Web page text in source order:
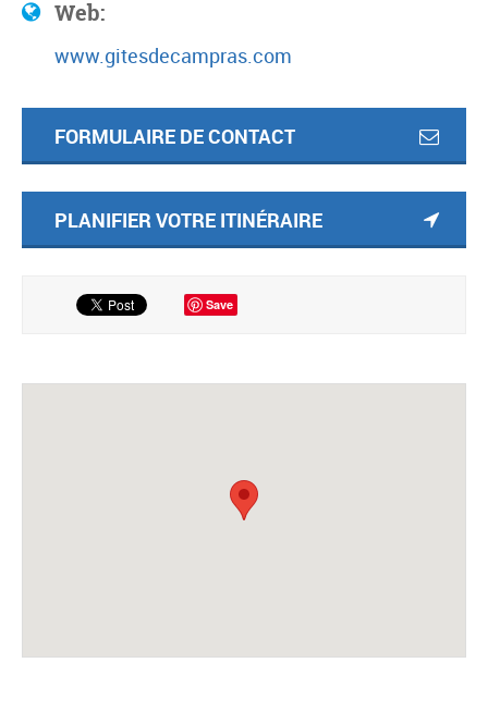
Web:
www.gitesdecampras.com
FORMULAIRE DE CONTACT
PLANIFIER VOTRE ITINÉRAIRE
Save